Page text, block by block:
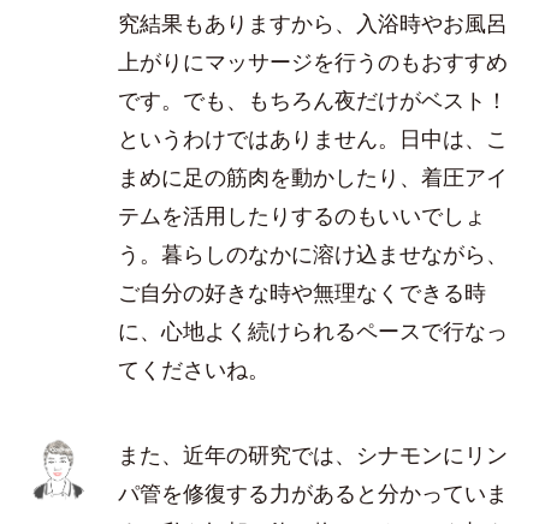
究結果もありますから、入浴時やお風呂
上がりにマッサージを行うのもおすすめ
です。でも、もちろん夜だけがベスト！
というわけではありません。日中は、こ
まめに足の筋肉を動かしたり、着圧アイ
テムを活用したりするのもいいでしょ
う。暮らしのなかに溶け込ませながら、
ご自分の好きな時や無理なくできる時
に、心地よく続けられるペースで行なっ
てくださいね。
また、近年の研究では、シナモンにリン
パ管を修復する力があると分かっていま